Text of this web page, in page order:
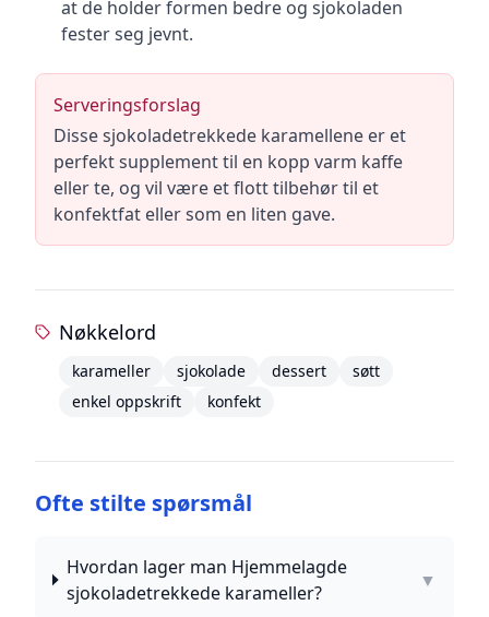
at de holder formen bedre og sjokoladen
fester seg jevnt.
Serveringsforslag
Disse sjokoladetrekkede karamellene er et
perfekt supplement til en kopp varm kaffe
eller te, og vil være et flott tilbehør til et
konfektfat eller som en liten gave.
Nøkkelord
karameller sjokolade dessert
søtt
enkel oppskrift
konfekt
Ofte stilte spørsmål
Hvordan lager man Hjemmelagde
sjokoladetrekkede karameller?
▼